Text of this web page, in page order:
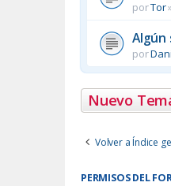
porTor
Algún
por
Nuevo
Volver a Índice
PERMISOS DEL